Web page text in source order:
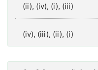
(ii), (iv), (i), (iii)
(iv), (iii), (ii), (i)